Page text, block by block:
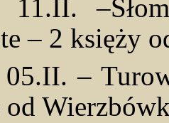
– 2 księży
05.II. –